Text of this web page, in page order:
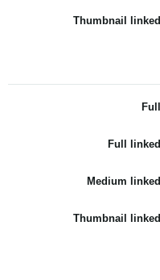
Thumbnail linked
Full
Full linked
Medium linked
Thumbnail linked